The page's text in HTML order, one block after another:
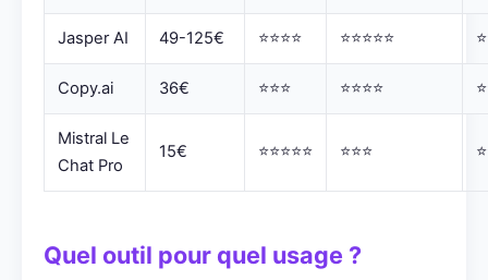
Jasper AI 49-125€ ⭐⭐⭐⭐ ⭐⭐⭐⭐⭐
Copy.ai 36€ ⭐⭐⭐ ⭐⭐⭐⭐
Mistral Le
Chat Pro
15€ ⭐⭐⭐⭐⭐ ⭐⭐⭐
Quel outil pour quel usage ?